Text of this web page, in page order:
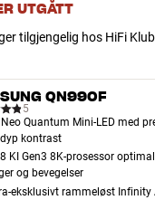
UTGÅTT
tilgjengelig hos HiFi
QN990F
5
Quantum Mini-LED med
kontrast
KI Gen3 8K-prosessor
og bevegelser
eksklusivt rammeløst Infinity